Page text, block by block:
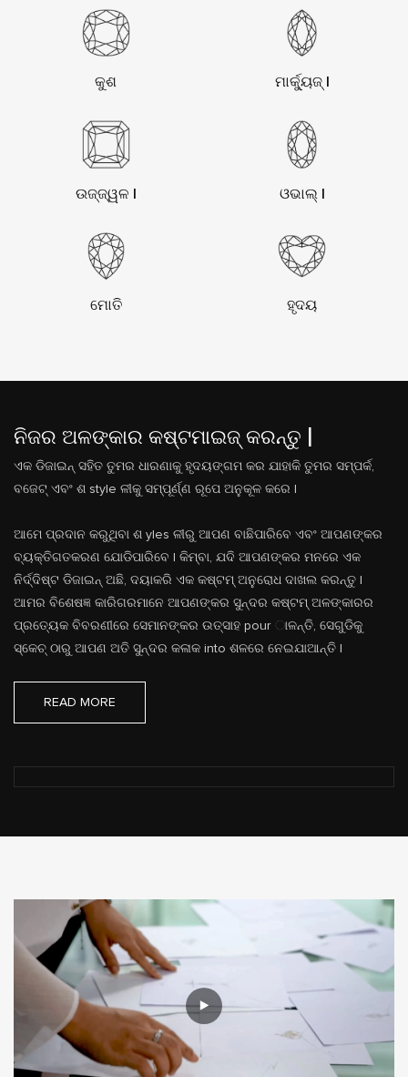
କୁଶ ମାର୍କ୍ୟୁଜ୍ |
ଉଜ୍ଜ୍ୱଳ | ଓଭାଲ୍ |
ମୋତି ହୃଦୟ
ନିଜର ଅଳଙ୍କାର କଷ୍ଟମାଇଜ୍ କରନ୍ତୁ |
ଏକ ଡିଜାଇନ୍ ସହିତ ତୁମର ଧାରଣାକୁ ହୃଦୟଙ୍ଗମ କର ଯାହାକି ତୁମର ସମ୍ପର୍କ,
ବଜେଟ୍ ଏବଂ ଶ style ଳୀକୁ ସମ୍ପୂର୍ଣ୍ଣ ରୂପେ ଅନୁକୂଳ କରେ |
ଆମେ ପ୍ରଦାନ କରୁଥିବା ଶ yles ଳୀରୁ ଆପଣ ବାଛିପାରିବେ ଏବଂ ଆପଣଙ୍କର
ବ୍ୟକ୍ତିଗତକରଣ ଯୋଡିପାରିବେ | କିମ୍ବା, ଯଦି ଆପଣଙ୍କର ମନରେ ଏକ
ନିର୍ଦ୍ଦିଷ୍ଟ ଡିଜାଇନ୍ ଅଛି, ଦୟାକରି ଏକ କଷ୍ଟମ୍ ଅନୁରୋଧ ଦାଖଲ କରନ୍ତୁ |
ଆମର ବିଶେଷଜ୍ଞ କାରିଗରମାନେ ଆପଣଙ୍କର ସୁନ୍ଦର କଷ୍ଟମ୍ ଅଳଙ୍କାରର
ପ୍ରତ୍ୟେକ ବିବରଣୀରେ ସେମାନଙ୍କର ଉତ୍ସାହ pour ାଳନ୍ତି, ସେଗୁଡିକୁ
ସ୍କେଚ୍ ଠାରୁ ଆପଣ ଅତି ସୁନ୍ଦର କଳାକ into ଶଳରେ ନେଇଯାଆନ୍ତି |
READ MORE